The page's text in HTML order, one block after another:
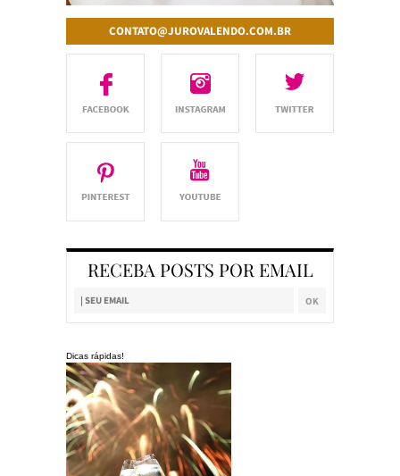
CONTATO@JUROVALENDO.COM.BR
RECEBA POSTS POR EMAIL
Dicas rápidas!